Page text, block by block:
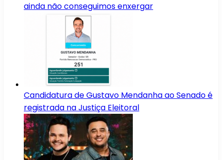
ainda não conseguimos enxergar
Candidatura de Gustavo Mendanha ao Senado é
registrada na Justiça Eleitoral